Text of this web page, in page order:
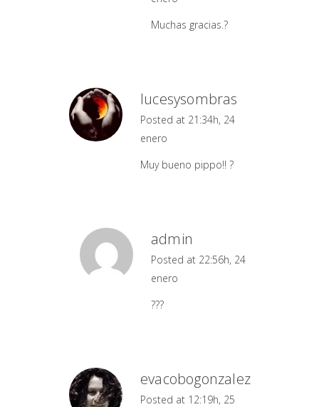
Muchas gracias.?
lucesysombras
Posted at 21:34h, 24
enero
Muy bueno pippo!! ?
admin
Posted at 22:56h, 24
enero
???
evacobogonzalez
Posted at 12:19h, 25